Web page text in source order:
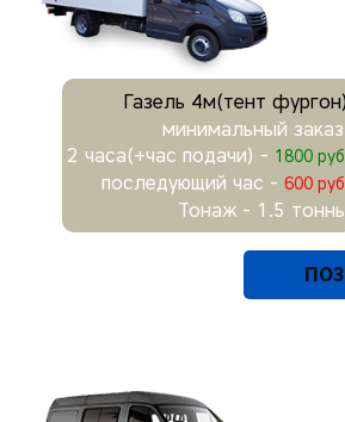
Газель 4м(тент фургон)
минимальный
2 часа(+час подачи) - 1800
последующий час -600
Тонаж - 1.5